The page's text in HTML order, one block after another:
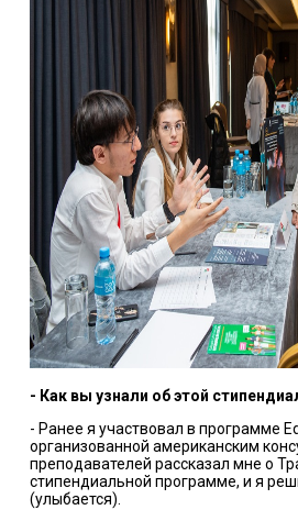
- Как вы узнали об этой
- Ранее я участвовал в программе
организованной американским
преподавателей рассказал мне о
стипендиальной программе, и я
(улыбается).